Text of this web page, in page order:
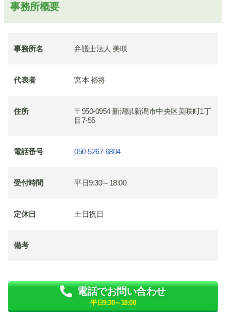
事務所概要
事務所名 弁護士法人 美咲
代表者 宮本 裕将
住所
〒950-0954 新潟県新潟市中央区美咲町1丁
目7-55
電話番号 050-5267-6804
受付時間 平日9:30～18:00
定休日 土日祝日
備考
電話でお問い合わせ
平日9:30～18:00